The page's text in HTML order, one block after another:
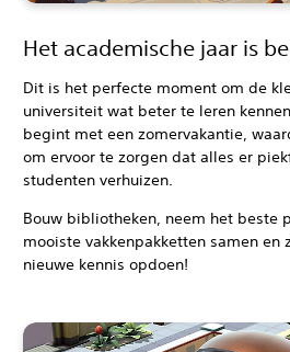
Het academische jaar is
Dit is het perfecte moment om de
universiteit wat beter te leren
begint met een zomervakantie,
om ervoor te zorgen dat alles er
studenten verhuizen.
Bouw bibliotheken, neem het beste
mooiste vakkenpakketten samen en
nieuwe kennis opdoen!